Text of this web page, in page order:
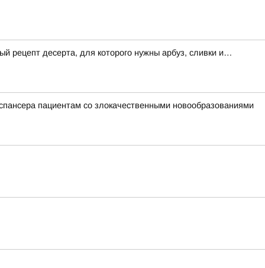
рецепт десерта, для которого нужны арбуз, сливки и…
пациентам со злокачественными новообразованиями